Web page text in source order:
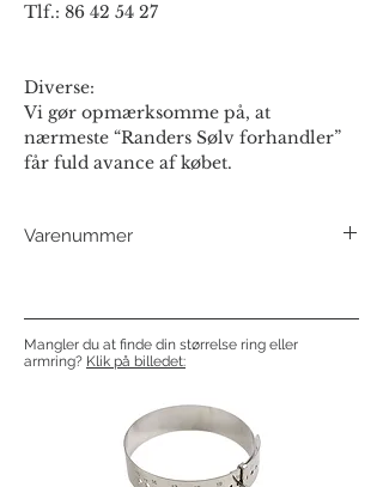
Tlf.: 86 42 54 27
Diverse:
Vi gør opmærksomme på, at
nærmeste “Randers Sølv forhandler”
får fuld avance af købet.
Varenummer
Mangler du at finde din størrelse ring eller
armring? Klik på billedet: